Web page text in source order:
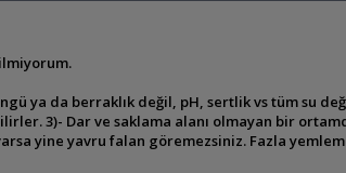
ya da berraklık değil, pH, sertlik vs tüm su
3)- Dar ve saklama alanı olmayan bir
yine yavru falan göremezsiniz. Fazla